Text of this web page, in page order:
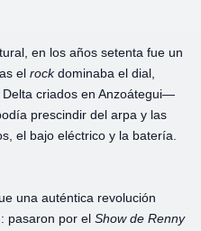
en los años setenta fue un
el rockdominaba el dial,
criados en Anzoátegui—
prescindir del arpa y las
el bajo eléctrico y la batería.
una auténtica revolución
pasaron por el Show de Renny